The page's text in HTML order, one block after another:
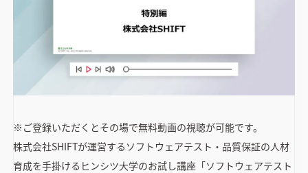
※ご登録いただくとその場で無料動画の視聴が可能です。
株式会社SHIFTが運営するソフトウェアテスト・品質保証の人材
育成を手掛けるヒンシツ大学のお試し講座「ソフトウェアテスト